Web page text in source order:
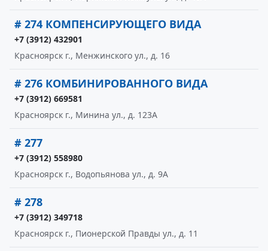
# 274 КОМПЕНСИРУЮЩЕГО ВИДА
+7 (3912) 432901
Красноярск г., Менжинского ул., д. 16
# 276 КОМБИНИРОВАННОГО ВИДА
+7 (3912) 669581
Красноярск г., Минина ул., д. 123А
# 277
+7 (3912) 558980
Красноярск г., Водопьянова ул., д. 9А
# 278
+7 (3912) 349718
Красноярск г., Пионерской Правды ул., д. 11